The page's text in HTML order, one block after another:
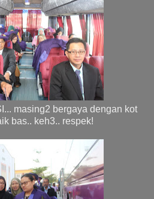
masing2 bergaya dengan kot
bas.. keh3.. respek!